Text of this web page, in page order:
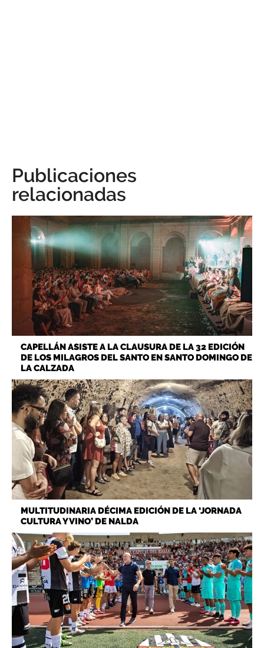
Publicaciones
relacionadas
CAPELLÁN ASISTE A LA CLAUSURA DE LA 32 EDICIÓN
DE LOS MILAGROS DEL SANTO EN SANTO DOMINGO DE
LA CALZADA
MULTITUDINARIA DÉCIMA EDICIÓN DE LA ‘JORNADA
CULTURA Y VINO’ DE NALDA